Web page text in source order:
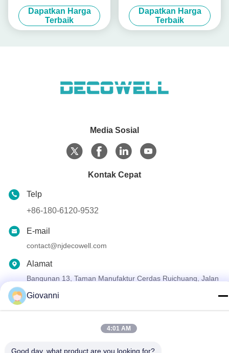
12 Bit Current Input Analog
EX-4418
Dapatkan Harga
Terbaik
Tegangan Analog Output
EX-5014
Dapatkan Harga
Terbaik
Media Sosial
Kontak Cepat
Telp
+86-180-6120-9532
E-mail
contact@njdecowell.com
Alamat
Bangunan 13, Taman Manufaktur Cerdas Ruichuang, Jalan
Cina Kualitas Baik Modul I/O tipe kartu Ultra Slim Pemasok. Hak
cipta © 2024-2026 Nanjing Decowell Automation Co., Ltd. Semua
Giovanni
4:01 AM
Good day, what product are you looking for?